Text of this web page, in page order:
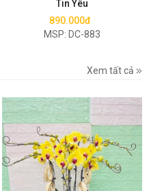
Tin Yêu
890.000đ
MSP: DC-883
Xem tất cả